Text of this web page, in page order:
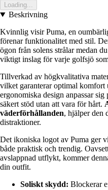
Loading...
Beskrivning
Kvinnlig visir Puma, en
förenar funktionalitet med stil.
ögon från solens strålar medan
viktigt inslag för varje golfsjö
Tillverkad av högkvalitativa
vilket garanterar optimal komfort
ergonomiska design anpassar
säkert stöd utan att vara för hårt.
väderförhållanden, hjälper den
distraktioner.
Det ikoniska logot av Puma ger
både praktisk och trendig.
avslappnad utflykt, kommer
din outfit.
Soliskt skydd: Blockerar